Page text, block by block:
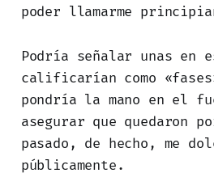
poder llamarme
Podría señalar unas en
calificarían como
pondría la mano en el
asegurar que quedaron
pasado, de hecho, me
públicamente.